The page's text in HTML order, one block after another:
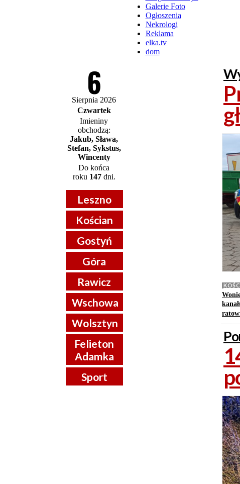
Galerie Foto
Ogłoszenia
Nekrologi
Reklama
elka.tv
dom
6
Sierpnia 2026
Czwartek
Imieniny
obchodzą:
Jakub, Sława,
Stefan, Sykstus,
Wincenty
Do końca
roku 147dni.
Leszno
Kościan
Gostyń
Góra
Rawicz
Wschowa
Wolsztyn
Felieton
Adamka
Sport